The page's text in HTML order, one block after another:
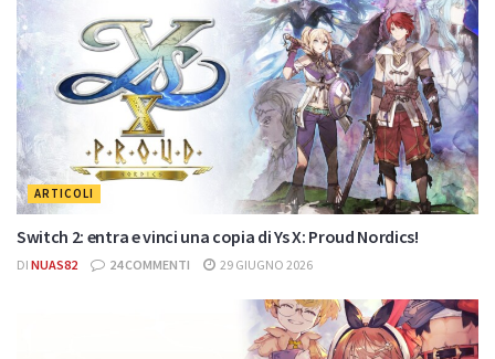
ARTICOLI
Switch 2: entra e vinci una copia di Ys X: Proud Nordics!
DI NUAS82 24 COMMENTI 29 GIUGNO 2026